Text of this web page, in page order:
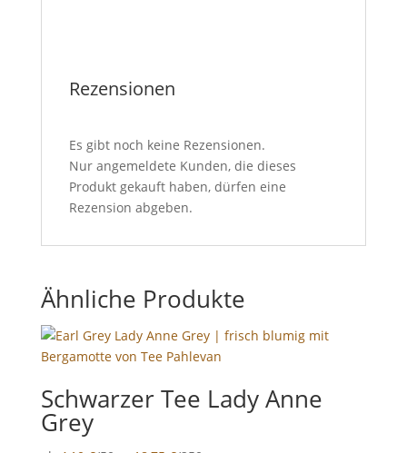
Rezensionen
Es gibt noch keine Rezensionen.
Nur angemeldete Kunden, die dieses
Produkt gekauft haben, dürfen eine
Rezension abgeben.
Ähnliche Produkte
Schwarzer Tee Lady Anne
Grey